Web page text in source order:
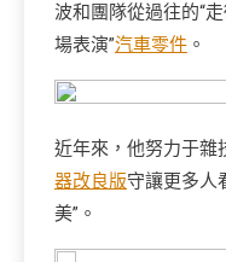
波和團隊從過往的“
場表演”汽車零件 。
近年來，他努力于雜
器改良版守讓更多人
美”。